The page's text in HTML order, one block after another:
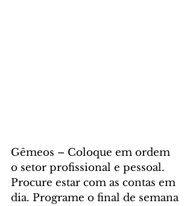
Gêmeos – Coloque em ordem
o setor profissional e pessoal.
Procure estar com as contas em
dia. Programe o final de semana